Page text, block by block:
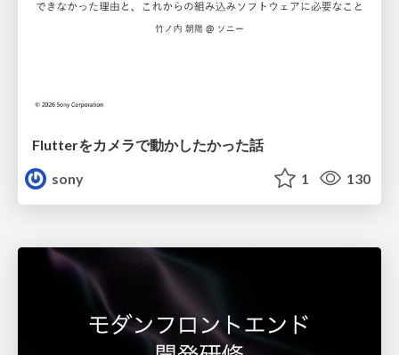
Flutterをカメラで動かしたかった話
sony
1 130